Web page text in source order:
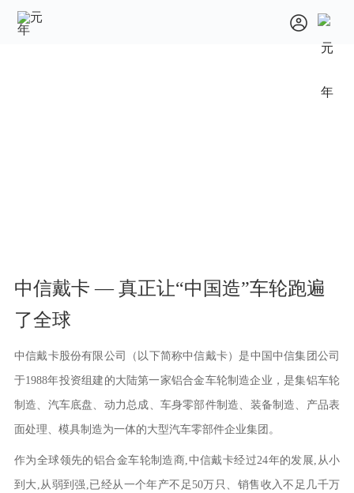
中信戴卡 — 真正让“中国造”车轮跑遍
了全球
中信戴卡股份有限公司（以下简称中信戴卡）是中国中信集团公司
于1988年投资组建的大陆第一家铝合金车轮制造企业，是集铝车轮
制造、汽车底盘、动力总成、车身零部件制造、装备制造、产品表
面处理、模具制造为一体的大型汽车零部件企业集团。
作为全球领先的铝合金车轮制造商,中信戴卡经过24年的发展,从小
到大,从弱到强,已经从一个年产不足50万只、销售收入不足几千万